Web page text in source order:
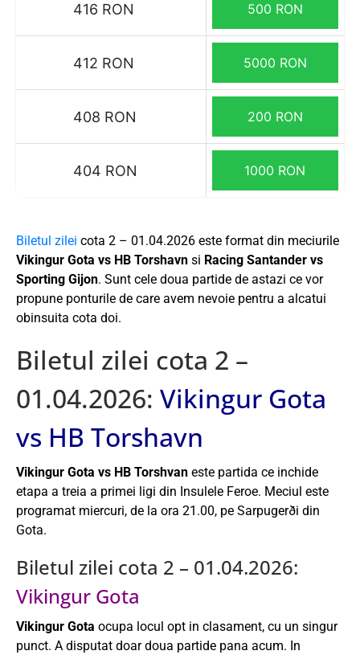
416 RON 500 RON
412 RON 5000 RON
408 RON 200 RON
404 RON 1000 RON
Biletul zilei cota 2 – 01.04.2026 este format din meciurile
Vikingur Gota vs HB Torshavn si Racing Santander vs
Sporting Gijon. Sunt cele doua partide de astazi ce vor
propune ponturile de care avem nevoie pentru a alcatui
obinsuita cota doi.
Biletul zilei cota 2 –
01.04.2026: Vikingur Gota
vs HB Torshavn
Vikingur Gota vs HB Torshvan este partida ce inchide
etapa a treia a primei ligi din Insulele Feroe. Meciul este
programat miercuri, de la ora 21.00, pe Sarpugerði din
Gota.
Biletul zilei cota 2 – 01.04.2026:
Vikingur Gota
Vikingur Gota ocupa locul opt in clasament, cu un singur
punct. A disputat doar doua partide pana acum. In